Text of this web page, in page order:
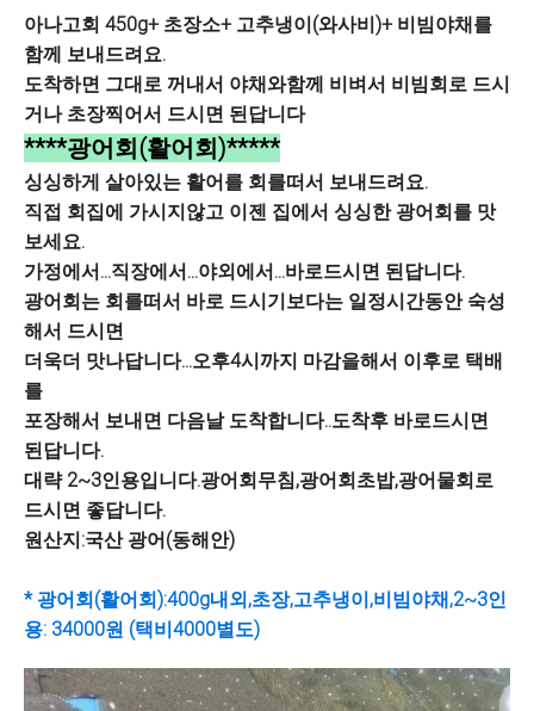
아나고회 450g+ 초장소+ 고추냉이(와사비)+ 비빔야채를
함께 보내드려요.
도착하면 그대로 꺼내서 야채와함께 비벼서 비빔회로 드시
거나 초장찍어서 드시면 된답니다
****광어회(활어회)*****
싱싱하게 살아있는 활어를 회를떠서 보내드려요.
직접 회집에 가시지않고 이젠 집에서 싱싱한 광어회를 맛
보세요.
가정에서...직장에서...야외에서...바로드시면 된답니다.
광어회는 회를떠서 바로 드시기보다는 일정시간동안 숙성
해서 드시면
더욱더 맛나답니다...오후4시까지 마감을해서 이후로 택배
를
포장해서 보내면 다음날 도착합니다..도착후 바로드시면
된답니다.
대략 2~3인용입니다.광어회무침,광어회초밥,광어물회로
드시면 좋답니다.
원산지:국산 광어(동해안)
* 광어회(활어회):400g내외,초장,고추냉이,비빔야채,2~3인
용: 34000원 (택비4000별도)